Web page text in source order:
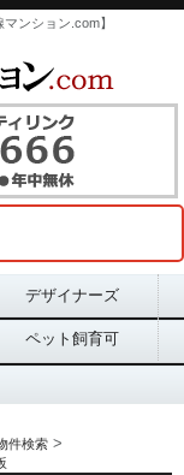
ンション.com】
デザイナーズ
ペット飼育可
件検索 >